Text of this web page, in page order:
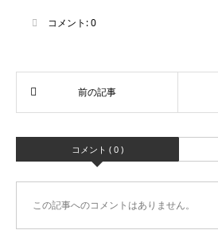
コメント:0
コメント ( 0 )
この記事へのコメントはありません。